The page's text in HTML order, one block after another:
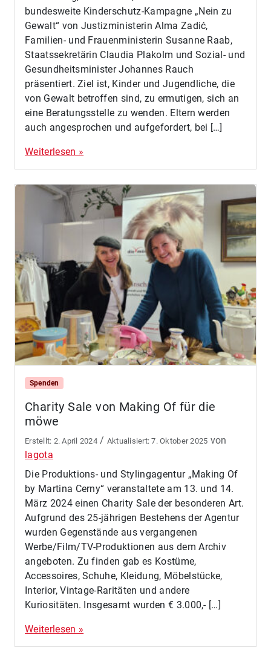
bundesweite Kinderschutz-Kampagne „Nein zu
Gewalt“ von Justizministerin Alma Zadić,
Familien- und Frauenministerin Susanne Raab,
Staatssekretärin Claudia Plakolm und Sozial- und
Gesundheitsminister Johannes Rauch
präsentiert. Ziel ist, Kinder und Jugendliche, die
von Gewalt betroffen sind, zu ermutigen, sich an
eine Beratungsstelle zu wenden. Eltern werden
auch angesprochen und aufgefordert, bei […]
Weiterlesen »
Spenden
Charity Sale von Making Of für die
möwe
2. April 2024 / 7. Oktober 2025 von
lagota
Die Produktions- und Stylingagentur „Making Of
by Martina Cerny“ veranstaltete am 13. und 14.
März 2024 einen Charity Sale der besonderen Art.
Aufgrund des 25-jährigen Bestehens der Agentur
wurden Gegenstände aus vergangenen
Werbe/Film/TV-Produktionen aus dem Archiv
angeboten. Zu finden gab es Kostüme,
Accessoires, Schuhe, Kleidung, Möbelstücke,
Interior, Vintage-Raritäten und andere
Kuriositäten. Insgesamt wurden € 3.000,- […]
Weiterlesen »